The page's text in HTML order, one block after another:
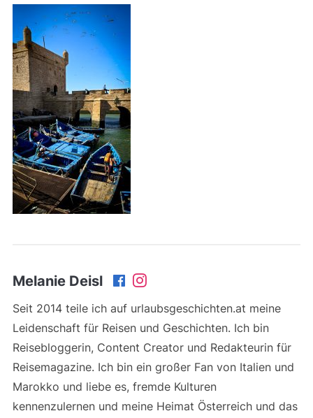
Melanie Deisl
Seit 2014 teile ich auf urlaubsgeschichten.at meine
Leidenschaft für Reisen und Geschichten. Ich bin
Reisebloggerin, Content Creator und Redakteurin für
Reisemagazine. Ich bin ein großer Fan von Italien und
Marokko und liebe es, fremde Kulturen
kennenzulernen und meine Heimat Österreich und das